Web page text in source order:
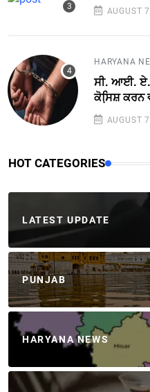
AUGUST
HARYANA
ਸੀ. ਆਈ. ਏ.
ਕੋਸਿ਼ਸ਼ ਕਰਨ
AUGUST
HOT CATEGORIES
LATEST UPDATE
PUNJAB
HARYANA NEWS